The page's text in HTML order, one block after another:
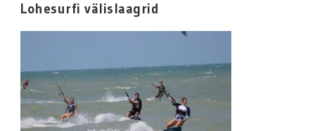
Lohesurfi välislaagrid